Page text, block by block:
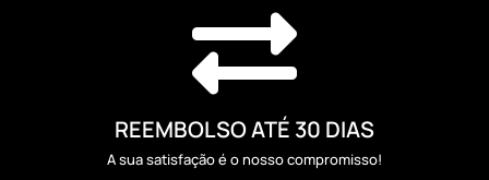

REEMBOLSO ATÉ 30 DIAS
A sua satisfação é o nosso compromisso!